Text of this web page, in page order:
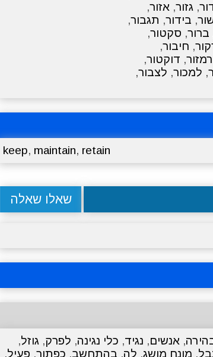
, גזור, אזור,
, בידור, תגבור,
ברור, סקטור,
, חיבור,
רמזור, דוקטור,
, למכור, לצבור,
keep, maintain, retain
שאלו שאלה
, אנשים, נגיד, כלי נגינה, לפרק, גוזל,
, מונח מושג, לה, בהתחשב, כפתור, פעיל,